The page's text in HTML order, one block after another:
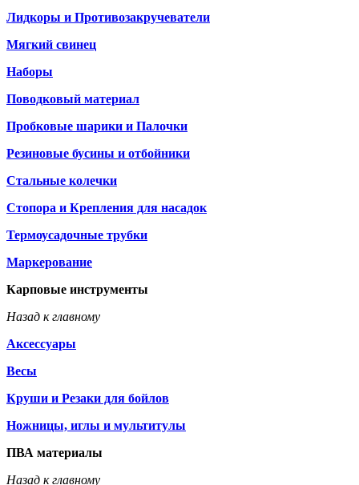
Лидкоры и Противозакручеватели
Мягкий свинец
Наборы
Поводковый материал
Пробковые шарики и Палочки
Резиновые бусины и отбойники
Стальные колечки
Стопора и Крепления для насадок
Термоусадочные трубки
Маркерование
Карповые инструменты
Назад к главному
Аксессуары
Весы
Круши и Резаки для бойлов
Ножницы, иглы и мультитулы
ПВА материалы
Назад к главному